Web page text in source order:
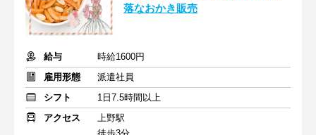
落なおかき販売
給与
時給1600円
雇用形態
派遣社員
シフト
1日7.5時間以上
アクセス
上野駅